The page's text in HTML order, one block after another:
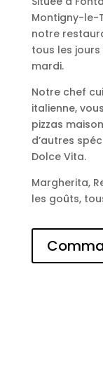
Montigny-le-
notre
tous les jours
mardi.
Notre chef
italienne,
pizzas
d’autres
Dolce Vita.
Margherita,
les goûts,